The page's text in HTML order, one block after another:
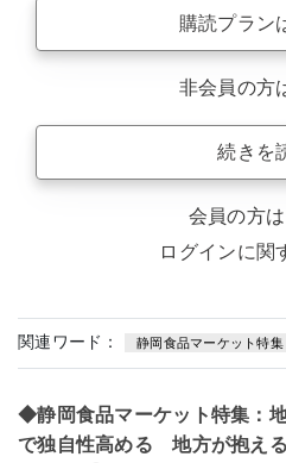
購読プラン
非会員の方
続きを
会員の方
ログインに関
関連ワード： 静岡食品マーケット特集
◆静岡食品マーケット特集：
で独自性高める 地方が抱え